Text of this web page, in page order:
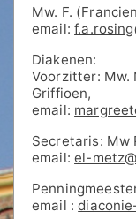
Mw. F.
email:
Diakenen:
Voorzitter: Mw.
Griffioen,
email:
Secretaris: Mw
email:el-
email :